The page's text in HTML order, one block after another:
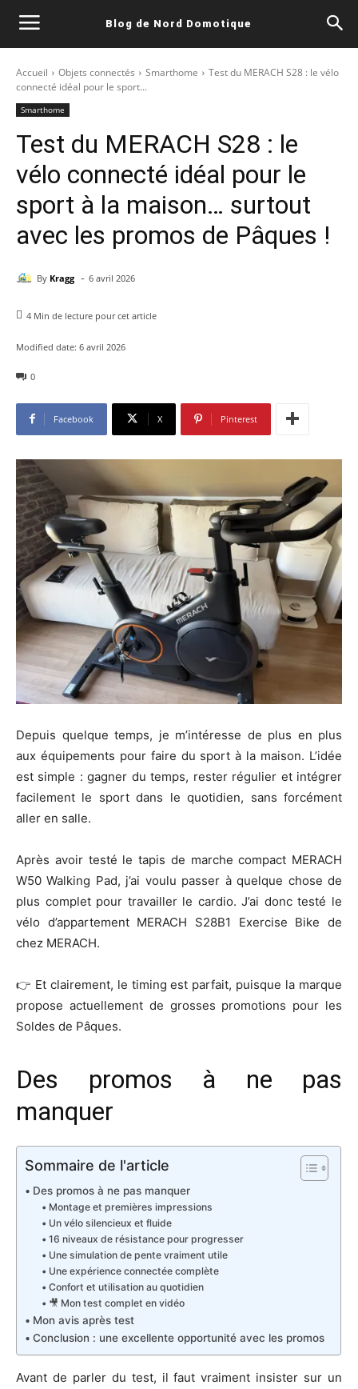
Blog de Nord Domotique
Accueil Objets connectés Smarthome
Test du MERACH S28 : le vélo
connecté idéal pour le sport...
Smarthome
Test du MERACH S28 : le
vélo connecté idéal pour le
sport à la maison… surtout
avec les promos de Pâques !
By Kragg - 6 avril 2026
4 Min de lecture pour cet article
Modified date: 6 avril 2026
0
Facebook X Pinterest
Depuis quelque temps, je m’intéresse de plus en plus
aux équipements pour faire du sport à la maison. L’idée
est simple : gagner du temps, rester régulier et intégrer
facilement le sport dans le quotidien, sans forcément
aller en salle.
Après avoir testé le tapis de marche compact MERACH
W50 Walking Pad, j’ai voulu passer à quelque chose de
plus complet pour travailler le cardio. J’ai donc testé le
vélo d’appartement MERACH S28B1 Exercise Bike de
chez MERACH.
👉 Et clairement, le timing est parfait, puisque la marque
propose actuellement de grosses promotions pour les
Soldes de Pâques.
Des promos à ne pas
manquer
Sommaire de l'article
Des promos à ne pas manquer
Montage et premières impressions
Un vélo silencieux et fluide
16 niveaux de résistance pour progresser
Une simulation de pente vraiment utile
Une expérience connectée complète
Confort et utilisation au quotidien
🎥 Mon test complet en vidéo
Mon avis après test
Conclusion : une excellente opportunité avec les promos
Avant de parler du test, il faut vraiment insister sur un